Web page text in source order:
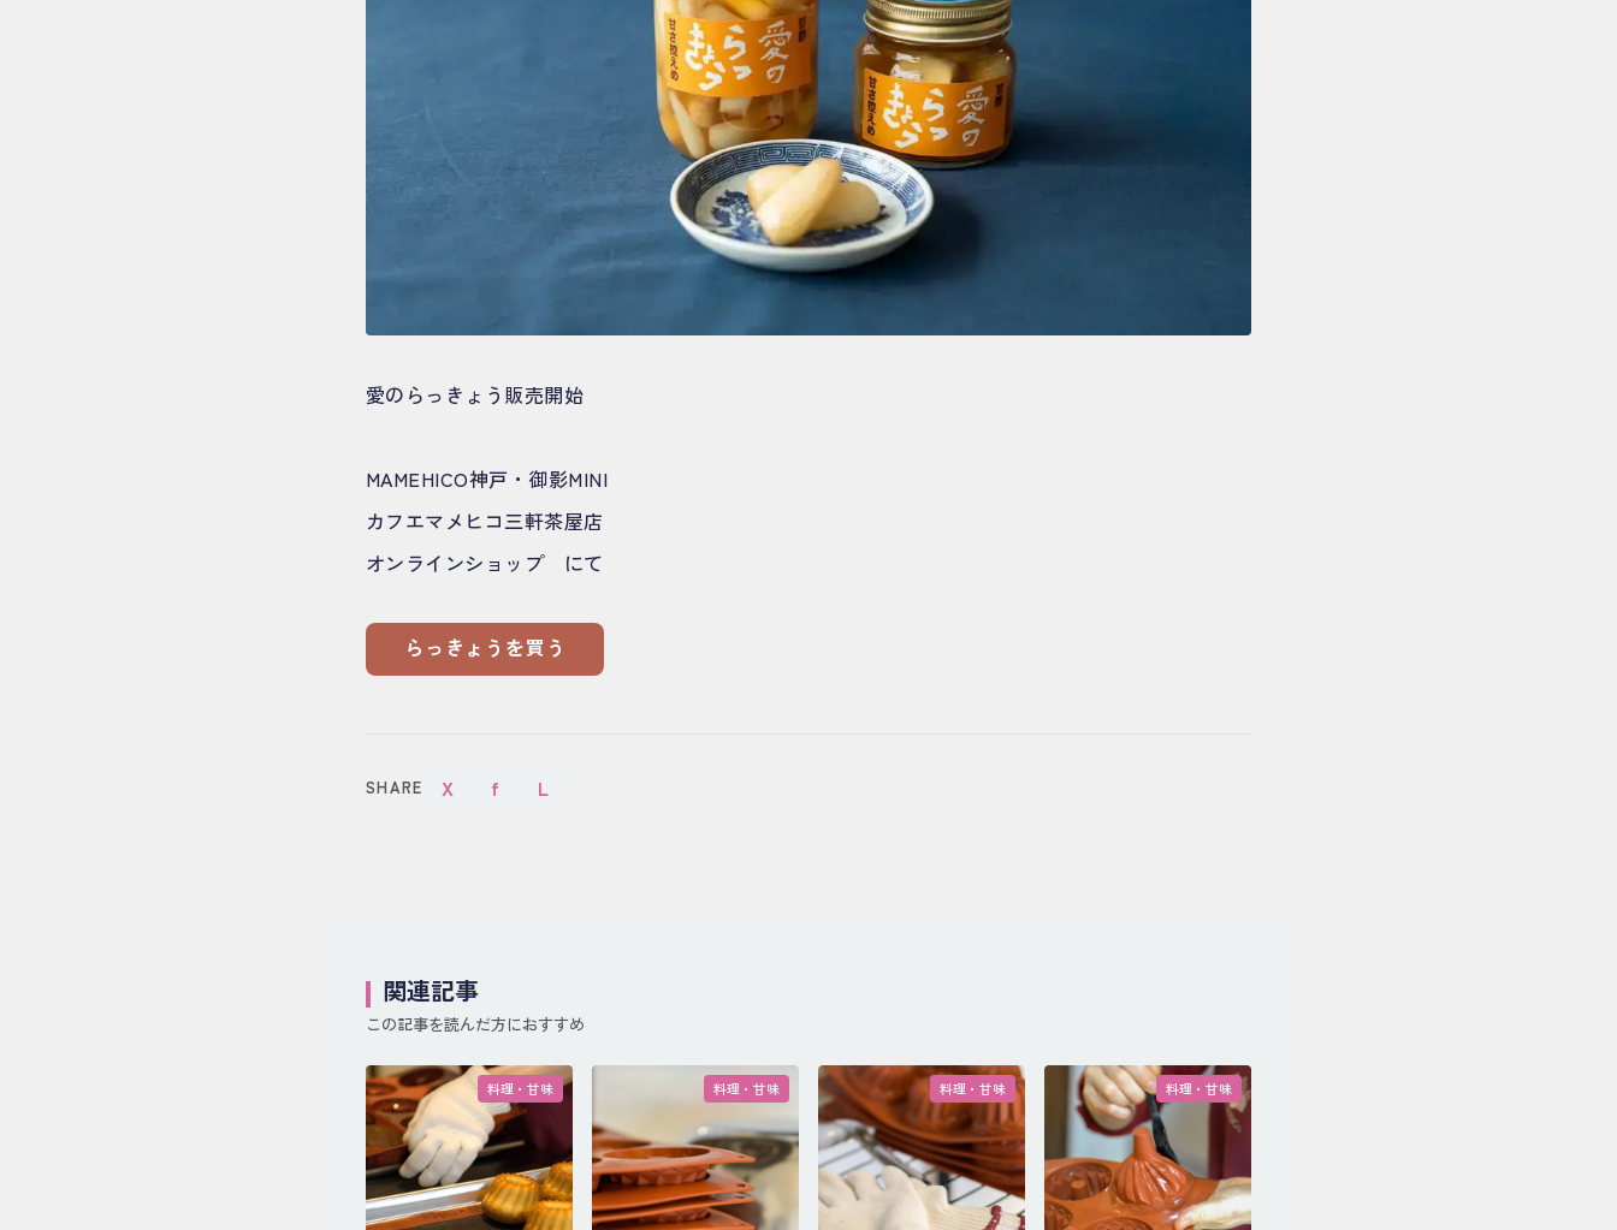
愛のらっきょう販売開始
MAMEHICO神戸・御影MINI
カフエマメヒコ三軒茶屋店
オンラインショップ にて
らっきょうを買う
SHARE X f L
関連記事
この記事を読んだ方におすすめ
料理・甘味 料理・甘味 料理・甘味 料理・甘味